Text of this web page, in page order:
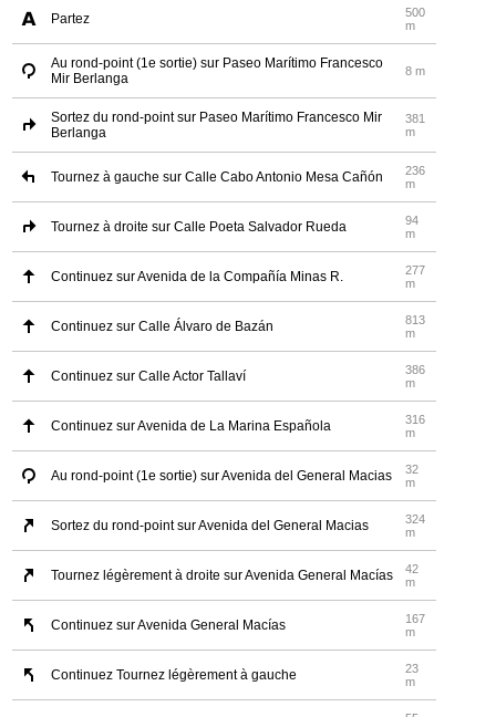
Partez
500
m
Au rond-point (1e sortie) sur Paseo Marítimo Francesco
Mir Berlanga
8 m
Sortez du rond-point sur Paseo Marítimo Francesco Mir
Berlanga
381
m
Tournez à gauche sur Calle Cabo Antonio Mesa Cañón
236
m
Tournez à droite sur Calle Poeta Salvador Rueda
94
m
Continuez sur Avenida de la Compañía Minas R.
277
m
Continuez sur Calle Álvaro de Bazán
813
m
Continuez sur Calle Actor Tallaví
386
m
Continuez sur Avenida de La Marina Española
316
m
Au rond-point (1e sortie) sur Avenida del General Macias
32
m
Sortez du rond-point sur Avenida del General Macias
324
m
Tournez légèrement à droite sur Avenida General Macías
42
m
Continuez sur Avenida General Macías
167
m
Continuez Tournez légèrement à gauche
23
m